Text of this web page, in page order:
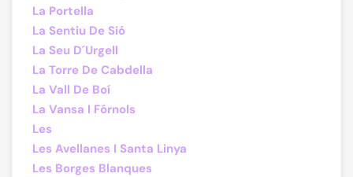
La Portella
La Sentiu De Sió
La Seu D´Urgell
La Torre De Cabdella
La Vall De Boí
La Vansa I Fórnols
Les
Les Avellanes I Santa Linya
Les Borges Blanques